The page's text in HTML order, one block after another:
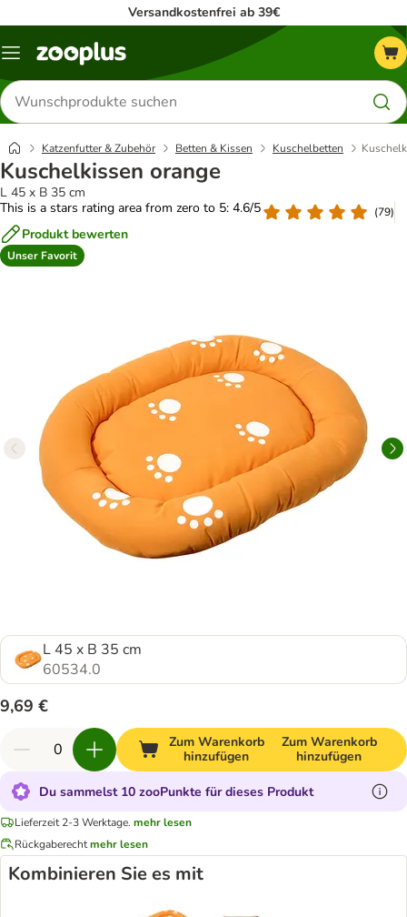
Versandkostenfrei ab 39€
Menü
Produkte
suchen
Katzenfutter & Zubehör Betten & Kissen Kuschelbetten
Kuschelkissen orange
L 45 x B 35 cm
This is a stars rating area from zero to 5: 4.6/5
(79)
Produkt bewerten
Unser Favorit
L 45 x B 35 cm
60534.0
9,69 €
Zum Warenkorb
hinzufügen
Zum Warenkorb
hinzufügen
Du sammelst 10 zooPunkte für dieses Produkt
Lieferzeit 2-3 Werktage. mehr lesen
Rückgaberechtmehr lesen
Kombinieren Sie es mit